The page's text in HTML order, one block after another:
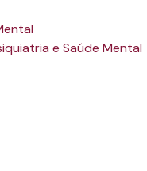
e Saúde Mental